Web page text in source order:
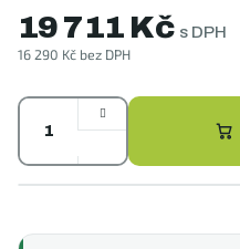
19 711 Kč s DPH
16 290 Kč bez DPH
cena: